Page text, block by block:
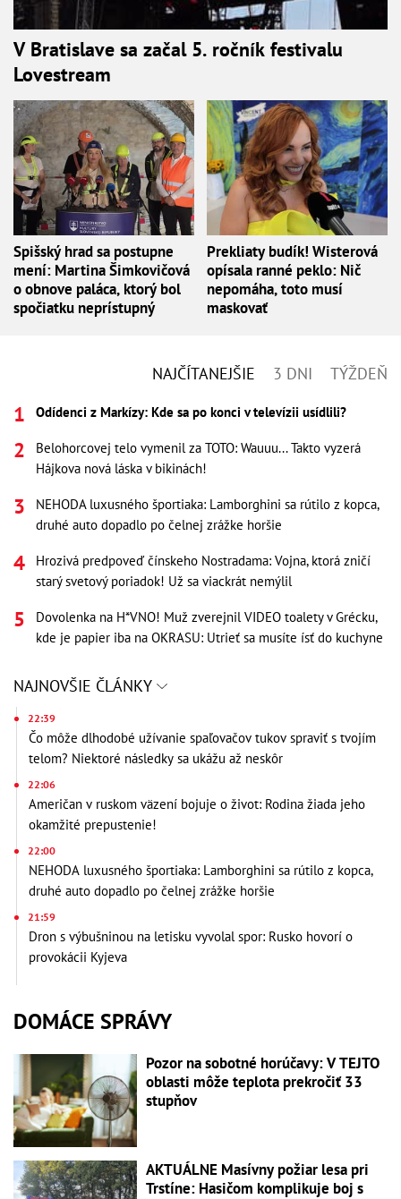
V Bratislave sa začal 5. ročník festivalu
Lovestream
Spišský hrad sa postupne
mení: Martina Šimkovičová
o obnove paláca, ktorý bol
spočiatku neprístupný
Prekliaty budík! Wisterová
opísala ranné peklo: Nič
nepomáha, toto musí
maskovať
NAJČÍTANEJŠIE 3 DNI TÝŽDEŇ
Odídenci z Markízy: Kde sa po konci v televízii usídlili?
Belohorcovej telo vymenil za TOTO: Wauuu... Takto vyzerá
Hájkova nová láska v bikinách!
NEHODA luxusného športiaka: Lamborghini sa rútilo z kopca,
druhé auto dopadlo po čelnej zrážke horšie
Hrozivá predpoveď čínskeho Nostradama: Vojna, ktorá zničí
starý svetový poriadok! Už sa viackrát nemýlil
Dovolenka na H*VNO! Muž zverejnil VIDEO toalety v Grécku,
kde je papier iba na OKRASU: Utrieť sa musíte ísť do kuchyne
NAJNOVŠIE ČLÁNKY
22:39
Čo môže dlhodobé užívanie spaľovačov tukov spraviť s tvojím
telom? Niektoré následky sa ukážu až neskôr
22:06
Američan v ruskom väzení bojuje o život: Rodina žiada jeho
okamžité prepustenie!
22:00
NEHODA luxusného športiaka: Lamborghini sa rútilo z kopca,
druhé auto dopadlo po čelnej zrážke horšie
21:59
Dron s výbušninou na letisku vyvolal spor: Rusko hovorí o
provokácii Kyjeva
DOMÁCE SPRÁVY
Pozor na sobotné horúčavy: V TEJTO
oblasti môže teplota prekročiť 33
stupňov
AKTUÁLNE Masívny požiar lesa pri
Trstíne: Hasičom komplikuje boj s